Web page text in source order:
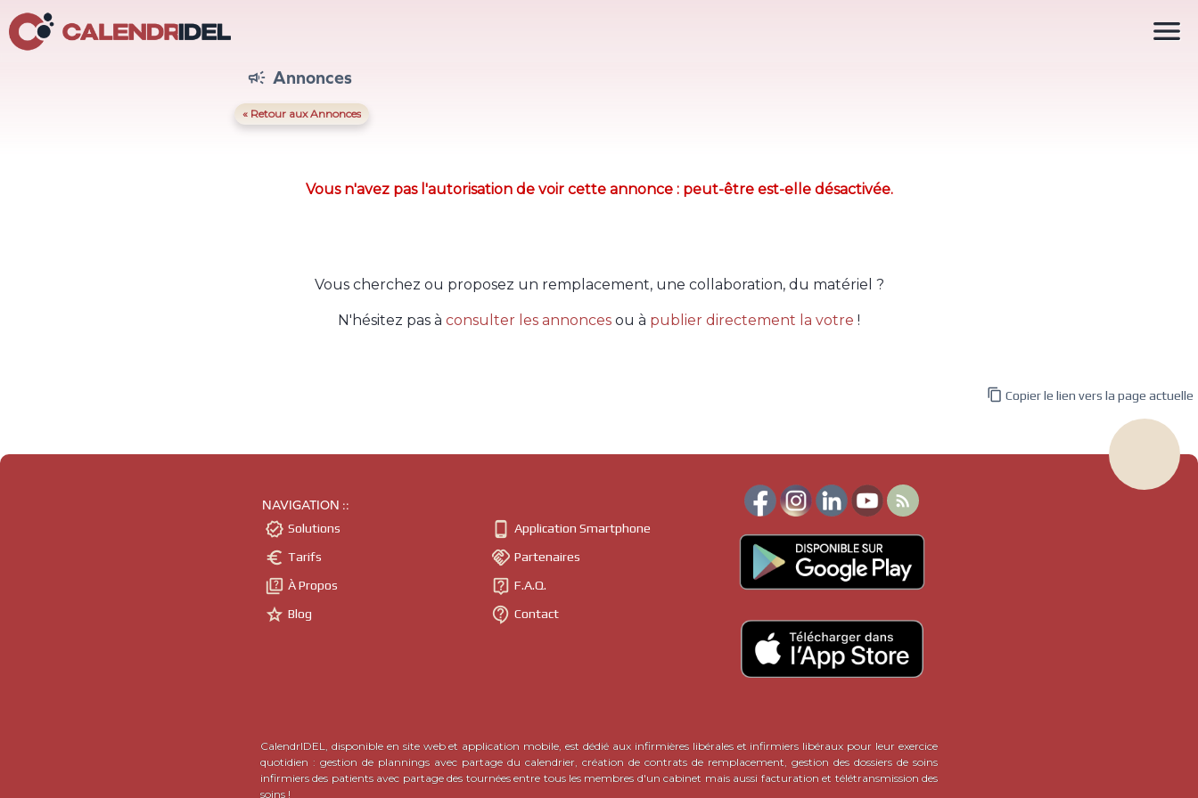
 Annonces
« Retour aux Annonces
Vous n'avez pas l'autorisation de voir cette annonce : peut-être est-elle désactivée.
Vous cherchez ou proposez un remplacement, une collaboration, du matériel ?
N'hésitez pas à consulter les annonces ou à publier directement la votre !

 Copier le lien vers la page actuelle
NAVIGATION ::
 Solutions
 Tarifs
 À Propos
 Blog
 Application Smartphone
 Partenaires
 F.A.Q.
 Contact

CalendrIDEL, disponible en site web et application mobile, est dédié aux infirmières libérales et infirmiers libéraux pour leur exercice
quotidien : gestion de plannings avec partage du calendrier, création de contrats de remplacement, gestion des dossiers de soins
infirmiers des patients avec partage des tournées entre tous les membres d'un cabinet mais aussi facturation et télétransmission des
soins !